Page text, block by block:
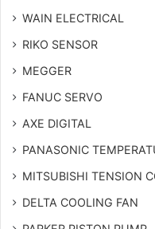
WAIN ELECTRICAL
RIKO SENSOR
MEGGER
FANUC SERVO
AXE DIGITAL
PANASONIC
MITSUBISHI TENSION
DELTA COOLING FAN